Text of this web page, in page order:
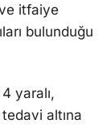
itfaiye
bulunduğu
yaralı,
altına